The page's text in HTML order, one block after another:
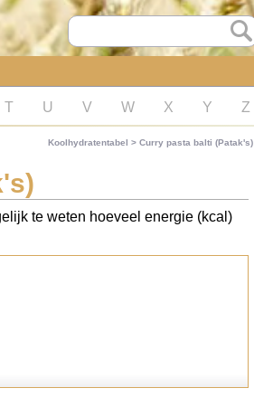
T U V W X Y Z
Koolhydratentabel > Curry pasta balti (Patak's)
te weten hoeveel energie (kcal)